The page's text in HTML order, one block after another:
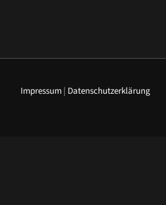
Impressum| Datenschutzerklärung